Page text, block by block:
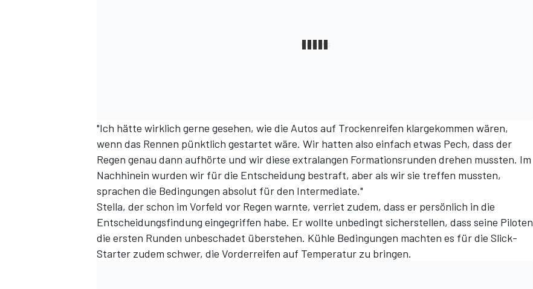
"Ich hätte wirklich gerne gesehen, wie die Autos auf Trockenreifen klargekommen wären,
wenn das Rennen pünktlich gestartet wäre. Wir hatten also einfach etwas Pech, dass der
Regen genau dann aufhörte und wir diese extralangen Formationsrunden drehen mussten. Im
Nachhinein wurden wir für die Entscheidung bestraft, aber als wir sie treffen mussten,
sprachen die Bedingungen absolut für den Intermediate."
Stella, der schon im Vorfeld vor Regen warnte, verriet zudem, dass er persönlich in die
Entscheidungsfindung eingegriffen habe. Er wollte unbedingt sicherstellen, dass seine Piloten
die ersten Runden unbeschadet überstehen. Kühle Bedingungen machten es für die Slick-
Starter zudem schwer, die Vorderreifen auf Temperatur zu bringen.